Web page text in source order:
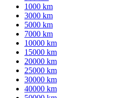
1000 km
3000 km
5000 km
7000 km
10000 km
15000 km
20000 km
25000 km
30000 km
40000 km